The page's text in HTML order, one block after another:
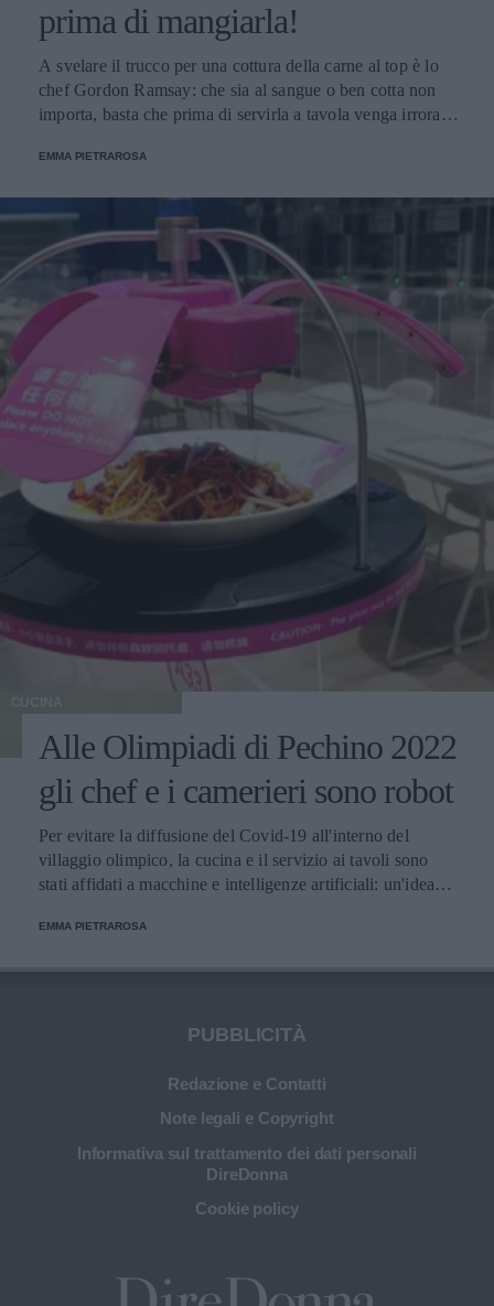
prima di mangiarla!
A svelare il trucco per una cottura della carne al top è lo
chef Gordon Ramsay: che sia al sangue o ben cotta non
importa, basta che prima di servirla a tavola venga irrorata
EMMA PIETRAROSA
CUCINA
Alle Olimpiadi di Pechino 2022
gli chef e i camerieri sono robot
Per evitare la diffusione del Covid-19 all'interno del
villaggio olimpico, la cucina e il servizio ai tavoli sono
stati affidati a macchine e intelligenze artificiali: un'idea
EMMA PIETRAROSA
PUBBLICITÀ
Redazione e Contatti
Note legali e Copyright
Informativa sul trattamento dei dati personali
DireDonna
Cookie policy